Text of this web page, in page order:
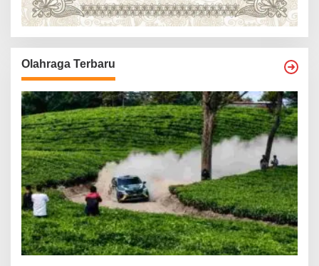
Olahraga Terbaru